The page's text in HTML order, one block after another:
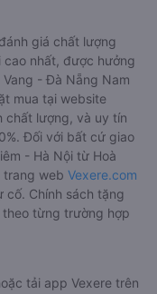
giá chất lượng
nhất, được hưởng
- Đà Nẵng Nam
mua tại website
chất lượng, và uy tín
Đối với bất cứ giao
- Hà Nội từ Hoà
trang web Vexere.com
cố. Chính sách tặng
từng trường hợp
tải app Vexere trên